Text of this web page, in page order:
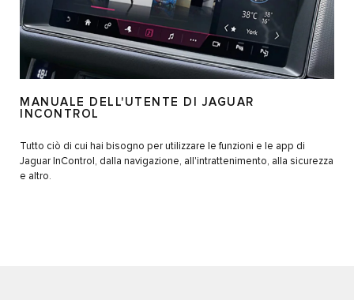
MANUALE DELL'UTENTE DI JAGUAR
INCONTROL
Tutto ciò di cui hai bisogno per utilizzare le funzioni e le app di
Jaguar InControl, dalla navigazione, all'intrattenimento, alla sicurezza
e altro.